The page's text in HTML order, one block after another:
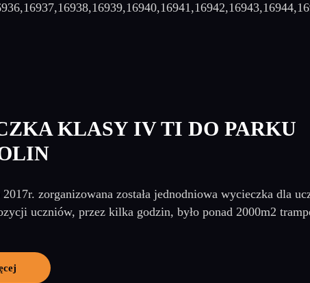
KLASY IV TI DO PARKU
2017r. zorganizowana została jednodniowa wycieczka dla
uczniów, przez kilka godzin, było ponad 2000m2